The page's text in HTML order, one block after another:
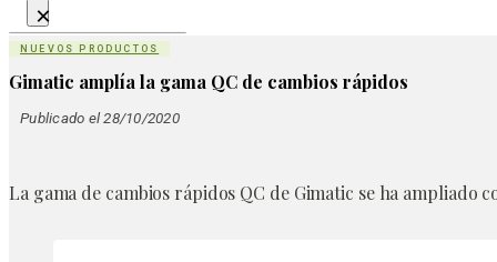
×
NUEVOS PRODUCTOS
Gimatic amplía la gama QC de cambios rápidos
Publicado el 28/10/2020
La gama de cambios rápidos QC de Gimatic se ha ampliado